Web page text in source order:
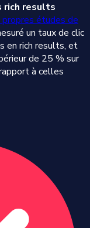
rich results
études de
un taux de clic
en rich results, et
de 25 % sur
à celles